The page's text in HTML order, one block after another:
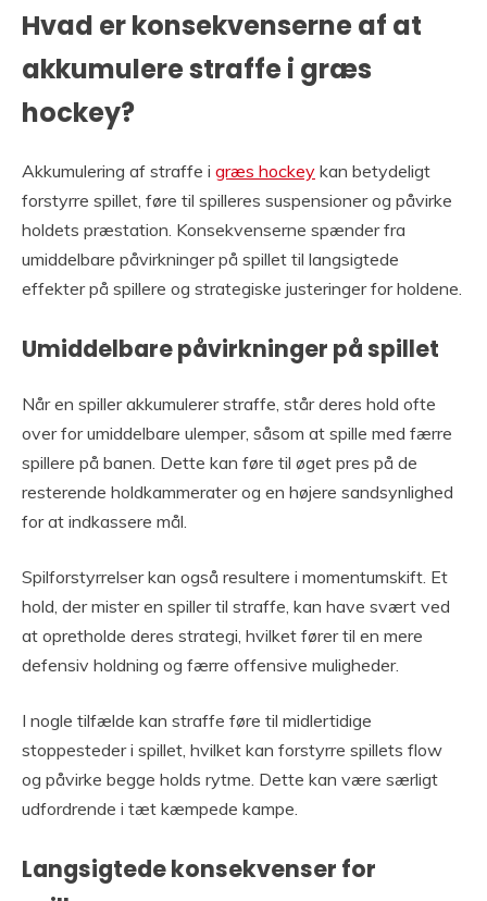
Hvad er konsekvenserne af at
akkumulere straffe i græs
hockey?
Akkumulering af straffe i græs hockey kan betydeligt
forstyrre spillet, føre til spilleres suspensioner og påvirke
holdets præstation. Konsekvenserne spænder fra
umiddelbare påvirkninger på spillet til langsigtede
effekter på spillere og strategiske justeringer for holdene.
Umiddelbare påvirkninger på spillet
Når en spiller akkumulerer straffe, står deres hold ofte
over for umiddelbare ulemper, såsom at spille med færre
spillere på banen. Dette kan føre til øget pres på de
resterende holdkammerater og en højere sandsynlighed
for at indkassere mål.
Spilforstyrrelser kan også resultere i momentumskift. Et
hold, der mister en spiller til straffe, kan have svært ved
at opretholde deres strategi, hvilket fører til en mere
defensiv holdning og færre offensive muligheder.
I nogle tilfælde kan straffe føre til midlertidige
stoppesteder i spillet, hvilket kan forstyrre spillets flow
og påvirke begge holds rytme. Dette kan være særligt
udfordrende i tæt kæmpede kampe.
Langsigtede konsekvenser for